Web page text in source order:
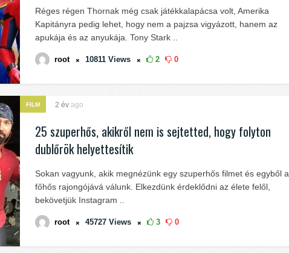
Réges régen Thornak még csak játékkalapácsa volt, Amerika
Kapitányra pedig lehet, hogy nem a pajzsa vigyázott, hanem az
apukája és az anyukája. Tony Stark ..
root 10811 Views 2 0
FILM 2 év ago
25 szuperhős, akikről nem is sejtetted, hogy folyton
dublőrök helyettesítik
Sokan vagyunk, akik megnézünk egy szuperhős filmet és egyből a
főhős rajongójává válunk. Elkezdünk érdeklődni az élete felől,
bekövetjük Instagram ..
root 45727 Views 3 0